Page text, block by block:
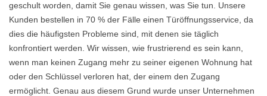
geschult worden, damit Sie genau wissen, was Sie tun. Unsere
Kunden bestellen in 70 % der Fälle einen Türöffnungsservice, da
dies die häufigsten Probleme sind, mit denen sie täglich
konfrontiert werden. Wir wissen, wie frustrierend es sein kann,
wenn man keinen Zugang mehr zu seiner eigenen Wohnung hat
oder den Schlüssel verloren hat, der einem den Zugang
ermöglicht. Genau aus diesem Grund wurde unser Unternehmen